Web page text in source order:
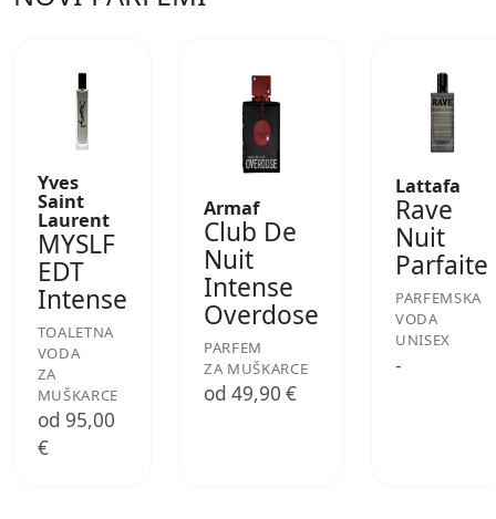
Yves
Saint
Laurent
MYSLF
EDT
Intense
TOALETNA
VODA
ZA
MUŠKARCE
od 95,00
€
Armaf
Club De
Nuit
Intense
Overdose
PARFEM
ZA MUŠKARCE
od 49,90 €
Lattafa
Rave
Nuit
Parfaite
PARFEMSKA
VODA
UNISEX
-